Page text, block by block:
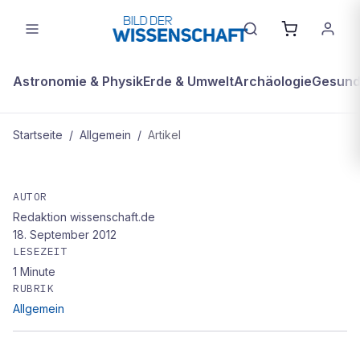
Astronomie & PhysikErde & UmweltArchäologie
Startseite / Allgemein / Artikel
Verwirrende Henkelfratzen
AUTOR
Redaktion wissenschaft.de
18. September 2012
LESEZEIT
1 Minute
RUBRIK
Allgemein